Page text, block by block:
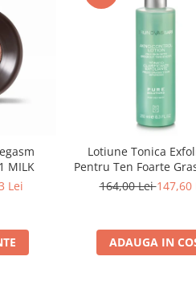
MILK
Lei
Lotiune Tonica
Pentru Ten Foarte
250ml - Akno-Control
164,00 Lei147,60
ADAUGA IN